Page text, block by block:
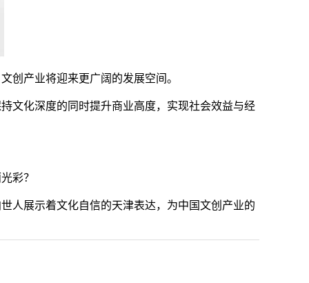
创产业将迎来更广阔的发展空间。
文化深度的同时提升商业高度，实现社会效益与经
彩？
人展示着文化自信的天津表达，为中国文创产业的